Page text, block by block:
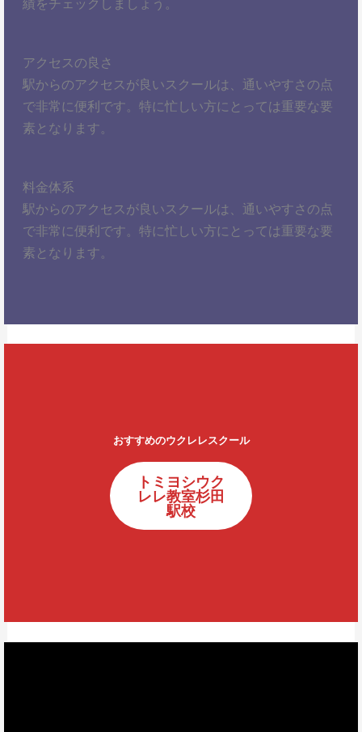
アクセスの良さ
駅からのアクセスが良いスクールは、通いやすさの点
で非常に便利です。特に忙しい方にとっては重要な要
素となります。
料金体系
駅からのアクセスが良いスクールは、通いやすさの点
で非常に便利です。特に忙しい方にとっては重要な要
素となります。
おすすめのウクレレスクール
トミヨシウク
レレ教室杉田
駅校